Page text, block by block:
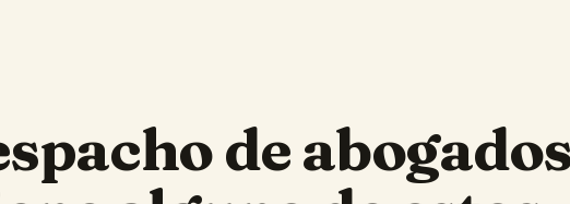
de abogados